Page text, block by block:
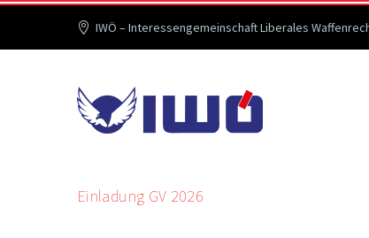
IWÖ – Interessengemeinschaft Liberales
Einladung GV 2026